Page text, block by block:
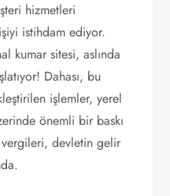
hizmetleri
istihdam ediyor.
kumar sitesi, aslında
Dahası, bu
işlemler, yerel
önemli bir baskı
devletin gelir